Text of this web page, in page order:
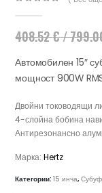
408.52€/
Автомобилен 15″
мощност 900W
Двойни тоководящи
4-слойна бобина
Антирезонансно
Марка:Hertz
Категории:15 инча,